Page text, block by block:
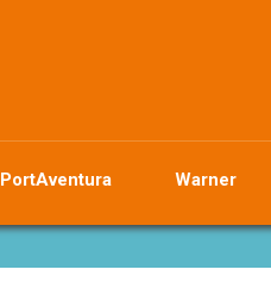
PortAventura Warner